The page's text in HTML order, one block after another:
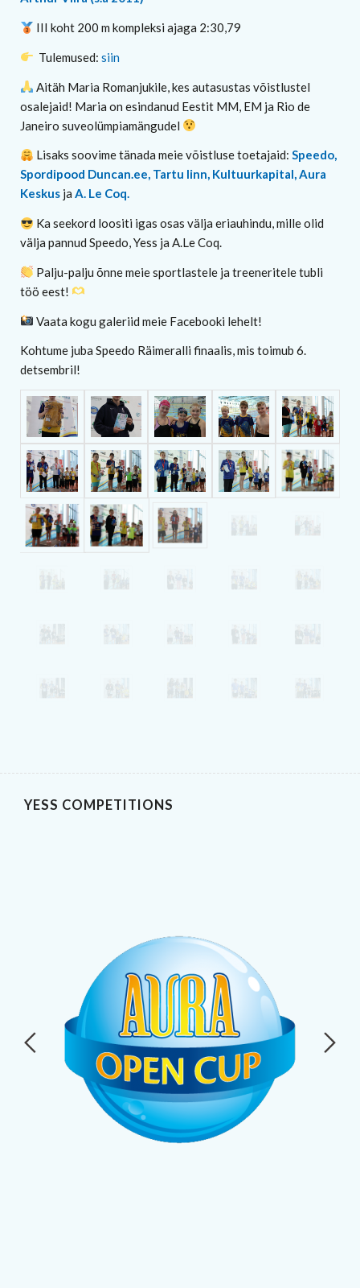
III koht 200 m kompleksi ajaga 2:30,79
Tulemused:siin
Aitäh Maria Romanjukile, kes autasustas võistlustel
osalejaid! Maria on esindanud Eestit MM, EM ja Rio de
Janeiro suveolümpiamängudel
Lisaks soovime tänada meie võistluse toetajaid:Speedo,
Spordipood Duncan.ee, Tartu linn, Kultuurkapital, Aura
Keskus ja A. Le Coq.
Ka seekord loositi igas osas välja eriauhindu, mille olid
välja pannud Speedo, Yess ja A.Le Coq.
Palju-palju õnne meie sportlastele ja treeneritele tubli
töö eest!
Vaata kogu galeriid meie Facebooki lehelt!
Kohtume juba Speedo Räimeralli finaalis, mis toimub 6.
detsembril!
YESS COMPETITIONS